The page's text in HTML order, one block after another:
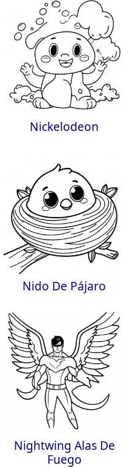
Nickelodeon
Nido De Pájaro
Nightwing Alas De
Fuego